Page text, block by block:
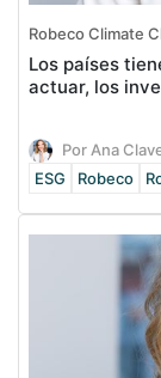
Robeco Climate
Los países
actuar, los
Por Ana
ESG
Robeco